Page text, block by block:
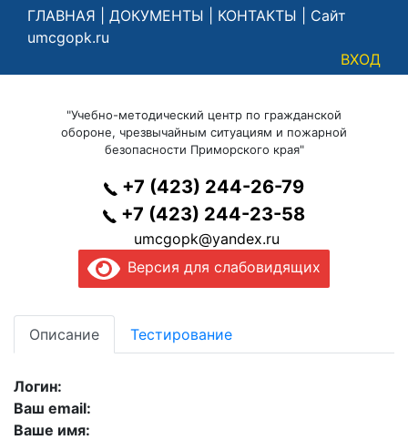
ГЛАВНАЯ ДОКУМЕНТЫ КОНТАКТЫ
Сайт
umcgopk.ru
ВХОД
"Учебно-методический центр по гражданской
обороне, чрезвычайным ситуациям и пожарной
безопасности Приморского края"
+7 (423) 244-26-79
+7 (423) 244-23-58
umcgopk@yandex.ru
Версия для слабовидящих
Описание Тестирование
Логин:
Ваш email:
Ваше имя: